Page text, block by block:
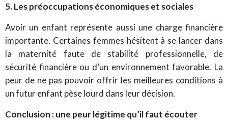
5. Les préoccupations économiques et sociales
Avoir un enfant représente aussi une charge financière
importante. Certaines femmes hésitent à se lancer dans
la maternité faute de stabilité professionnelle, de
sécurité financière ou d’un environnement favorable. La
peur de ne pas pouvoir offrir les meilleures conditions à
un futur enfant pèse lourd dans leur décision.
Conclusion : une peur légitime qu’il faut écouter